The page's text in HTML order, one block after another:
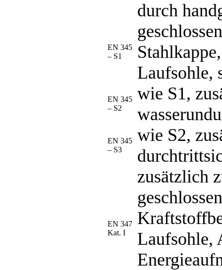
durch
EN 345
– S1
Laufsohle,
EN 345
– S2
wie S1,
EN 345
– S3
wie S2,
EN 347
Kat. I
zusätzlich
Laufsohle,